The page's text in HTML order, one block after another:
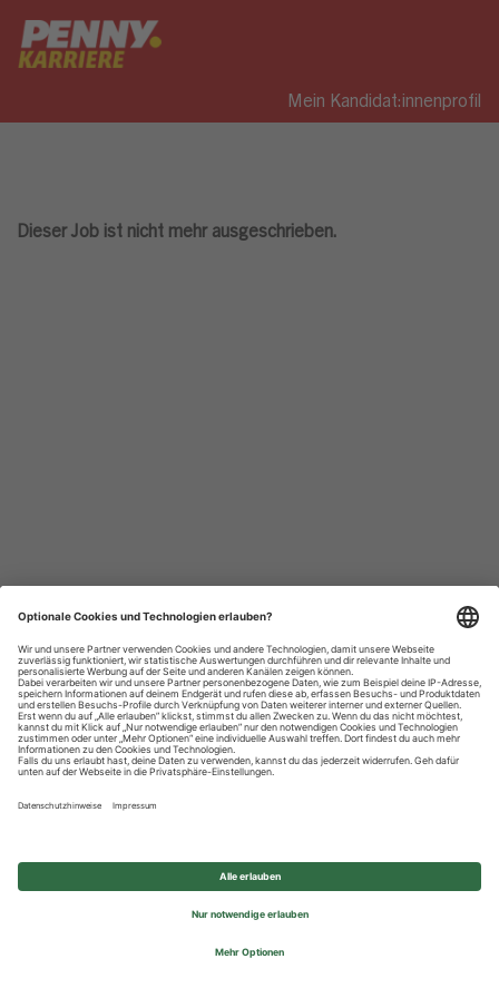
Mein Kandidat:innenprofil
Dieser Job ist nicht mehr ausgeschrieben.
Datenschutzhinweise
Impressum
Privatsphäre-Einstellungen
© 2026 REWE Group - All rights reserved